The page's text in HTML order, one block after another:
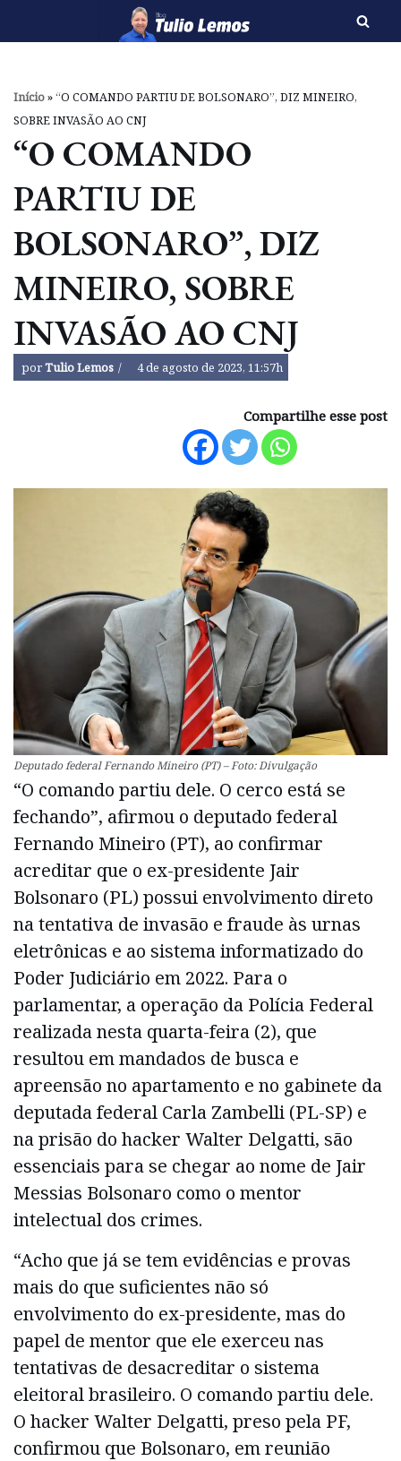
o
conteúdo
Início»“O COMANDO PARTIU DE BOLSONARO”, DIZ MINEIRO,
SOBRE INVASÃO AO CNJ
“O COMANDO
PARTIU DE
BOLSONARO”, DIZ
MINEIRO, SOBRE
INVASÃO AO CNJ
porTulio Lemos 4 de agosto de 2023, 11:57h
Compartilhe esse post
Deputado federal Fernando Mineiro (PT) – Foto: Divulgação
“O comando partiu dele. O cerco está se
fechando”, afirmou o deputado federal
Fernando Mineiro (PT), ao confirmar
acreditar que o ex-presidente Jair
Bolsonaro (PL) possui envolvimento direto
na tentativa de invasão e fraude às urnas
eletrônicas e ao sistema informatizado do
Poder Judiciário em 2022. Para o
parlamentar, a operação da Polícia Federal
realizada nesta quarta-feira (2), que
resultou em mandados de busca e
apreensão no apartamento e no gabinete da
deputada federal Carla Zambelli (PL-SP) e
na prisão do hacker Walter Delgatti, são
essenciais para se chegar ao nome de Jair
Messias Bolsonaro como o mentor
intelectual dos crimes.
“Acho que já se tem evidências e provas
mais do que suficientes não só
envolvimento do ex-presidente, mas do
papel de mentor que ele exerceu nas
tentativas de desacreditar o sistema
eleitoral brasileiro. O comando partiu dele.
O hacker Walter Delgatti, preso pela PF,
confirmou que Bolsonaro, em reunião